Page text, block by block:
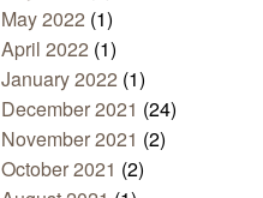
May 2022 (1)
April 2022 (1)
January 2022 (1)
December 2021 (24)
November 2021 (2)
October 2021 (2)